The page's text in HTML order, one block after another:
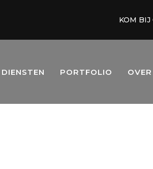
KOM BIJ
DIENSTEN PORTFOLIO